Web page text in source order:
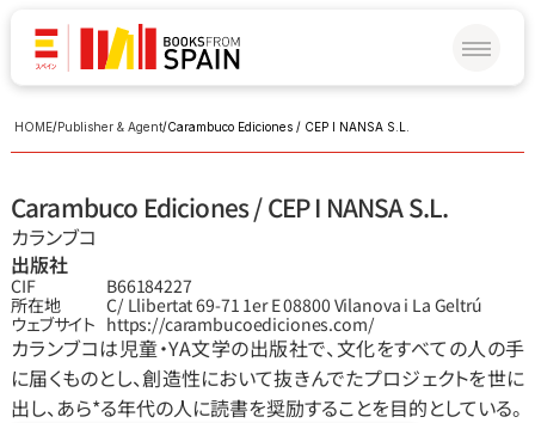
HOME/Publisher & Agent/Carambuco Ediciones / CEP I NANSA S.L.
Carambuco Ediciones / CEP I NANSA S.L.
カランブコ
出版社
CIF
B66184227
所在地
C/ Llibertat 69-71 1er E 08800 Vilanova i La Geltrú
ウェブサイト https://carambucoediciones.com/
カランブコは児童‧YA文学の出版社で、文化をすべての人の手
に届くものとし、創造性において抜きんでたプロジェクトを世に
出し、あら*る年代の人に読書を奨励することを目的としている。